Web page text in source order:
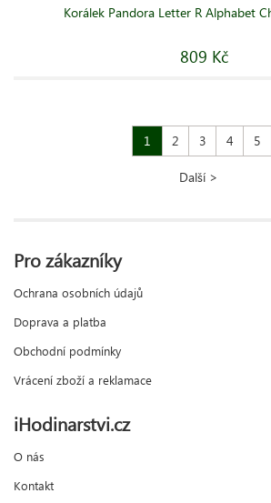
Korálek Pandora Letter R Alphabet
809 Kč
1 2 3 4 5
Další >
Pro zákazníky
Ochrana osobních údajů
Doprava a platba
Obchodní podmínky
Vrácení zboží a reklamace
iHodinarstvi.cz
O nás
Kontakt